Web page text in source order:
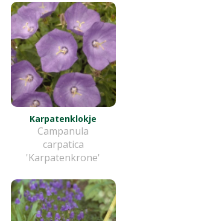
Karpatenklokje
Campanula
carpatica
'Karpatenkrone'